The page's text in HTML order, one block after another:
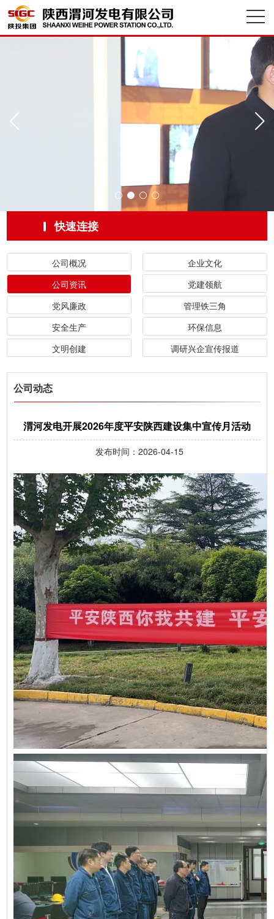
快速连接
公司概况
企业文化
公司资讯
党建领航
党风廉政
管理铁三角
安全生产
环保信息
文明创建
调研兴企宣传报道
公司动态
渭河发电开展2026年度平安陕西建设集中宣传月活动
发布时间： 2026-04-15